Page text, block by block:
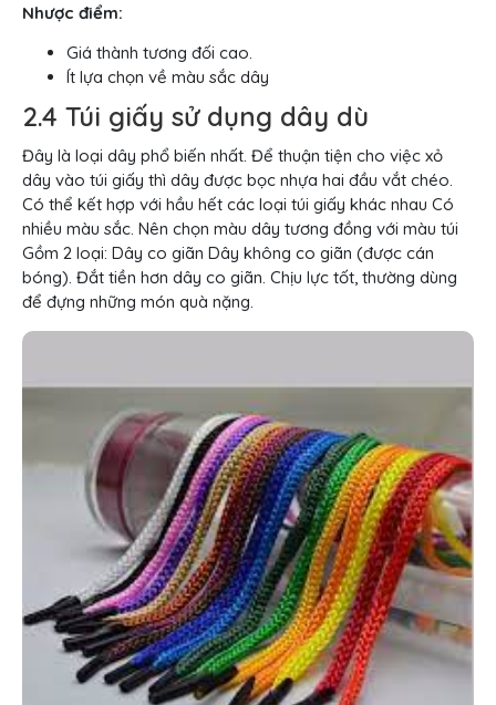
Nhược điểm:
Giá thành tương đối cao.
Ít lựa chọn về màu sắc dây
2.4 Túi giấy sử dụng dây dù
Đây là loại dây phổ biến nhất. Để thuận tiện cho việc xỏ
dây vào túi giấy thì dây được bọc nhựa hai đầu vắt chéo.
Có thể kết hợp với hầu hết các loại túi giấy khác nhau Có
nhiều màu sắc. Nên chọn màu dây tương đồng với màu túi
Gồm 2 loại: Dây co giãn Dây không co giãn (được cán
bóng). Đắt tiền hơn dây co giãn. Chịu lực tốt, thường dùng
để đựng những món quà nặng.